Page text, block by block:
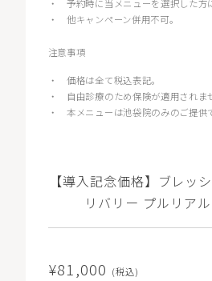
・予約時に当メニューを選択した方
・他キャンペーン併用不可。
注意事項
・価格は全て税込表記。
・
自由診療のため保険が適用されま
・本メニューは池袋院のみのご提供
【導入記念価格】ブレッ
リバリー プルリア
¥81,000 (税込)